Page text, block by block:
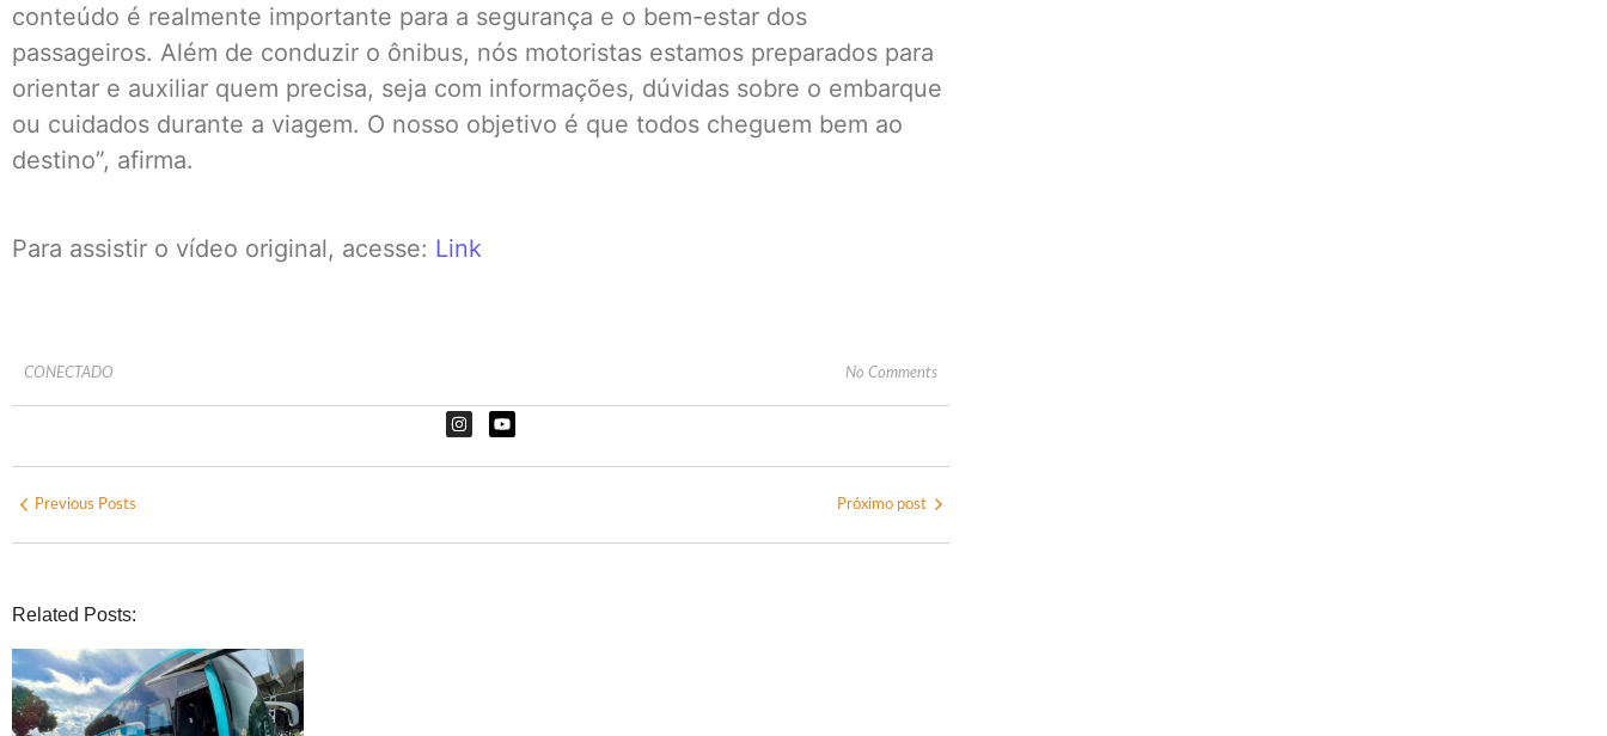
conteúdo é realmente importante para a segurança e o bem-estar dos
passageiros. Além de conduzir o ônibus, nós motoristas estamos preparados para
orientar e auxiliar quem precisa, seja com informações, dúvidas sobre o embarque
ou cuidados durante a viagem. O nosso objetivo é que todos cheguem bem ao
destino”, afirma.
Para assistir o vídeo original, acesse: Link
CONECTADO No Comments
Previous Posts Próximo post
Related Posts: